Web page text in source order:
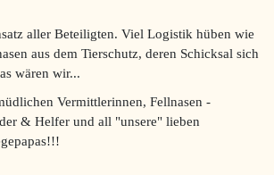
aller Beteiligten. Viel Logistik hüben wie
aus dem Tierschutz, deren Schicksal sich
wären wir...
Vermittlerinnen, Fellnasen -
& Helfer und all "unsere" lieben